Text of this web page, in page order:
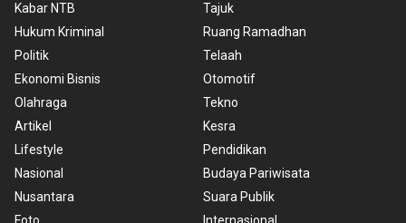
Kabar NTB
Hukum Kriminal
Politik
Ekonomi Bisnis
Olahraga
Artikel
Lifestyle
Nasional
Nusantara
Tajuk
Ruang Ramadhan
Telaah
Otomotif
Tekno
Kesra
Pendidikan
Budaya Pariwisata
Suara Publik